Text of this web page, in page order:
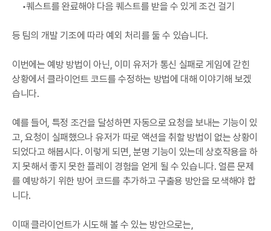
퀘스트를 완료해야 다음 퀘스트를 받을 수 있게 조건 걸기
등 팀의 개발 기조에 따라 예외 처리를 둘 수 있습니다.
이번에는 예방 방법이 아닌, 이미 유저가 통신 실패로 게임에 갇힌
상황에서 클라이언트 코드를 수정하는 방법에 대해 이야기해 보겠
습니다.
예를 들어, 특정 조건을 달성하면 자동으로 요청을 보내는 기능이 있
고, 요청이 실패했으나 유저가 따로 액션을 취할 방법이 없는 상황이
되었다고 해봅시다. 이렇게 되면, 분명 기능이 있는데 상호작용을 하
지 못해서 좋지 못한 플레이 경험을 얻게 될 수 있습니다. 얼른 문제
를 예방하기 위한 방어 코드를 추가하고 구출용 방안을 모색해야 합
니다.
이때 클라이언트가 시도해 볼 수 있는 방안으로는,